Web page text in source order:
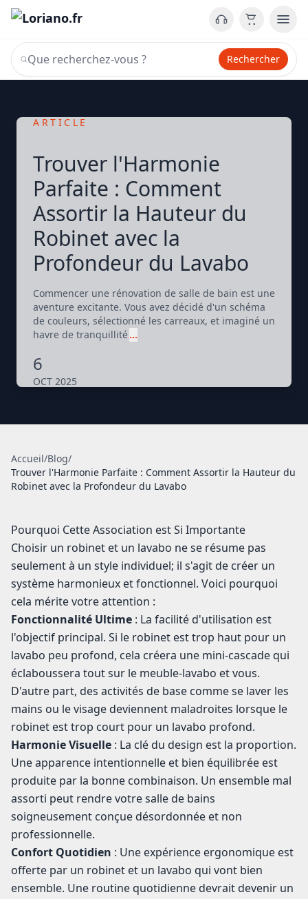
Rechercher
ARTICLE
Trouver l'Harmonie
Parfaite : Comment
Assortir la Hauteur du
Robinet avec la
Profondeur du Lavabo
Commencer une rénovation de salle de bain est une
aventure excitante. Vous avez décidé d'un schéma
de couleurs, sélectionné les carreaux, et imaginé un
havre de tranquillité…
6
OCT 2025
Accueil/Blog/
Trouver l'Harmonie Parfaite : Comment Assortir la Hauteur du
Robinet avec la Profondeur du Lavabo
Pourquoi Cette Association est Si Importante
Choisir un robinet et un lavabo ne se résume pas
seulement à un style individuel; il s'agit de créer un
système harmonieux et fonctionnel. Voici pourquoi
cela mérite votre attention :
Fonctionnalité Ultime : La facilité d'utilisation est
l'objectif principal. Si le robinet est trop haut pour un
lavabo peu profond, cela créera une mini-cascade qui
éclaboussera tout sur le meuble-lavabo et vous.
D'autre part, des activités de base comme se laver les
mains ou le visage deviennent maladroites lorsque le
robinet est trop court pour un lavabo profond.
Harmonie Visuelle : La clé du design est la proportion.
Une apparence intentionnelle et bien équilibrée est
produite par la bonne combinaison. Un ensemble mal
assorti peut rendre votre salle de bains
soigneusement conçue désordonnée et non
professionnelle.
Confort Quotidien : Une expérience ergonomique est
offerte par un robinet et un lavabo qui vont bien
ensemble. Une routine quotidienne devrait devenir un